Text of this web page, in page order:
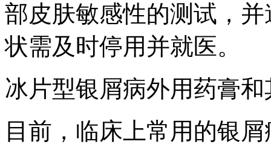
部皮肤敏感性的测试，
状需及时停用并就医。
冰片型银屑病外用药膏
目前，临床上常用的银